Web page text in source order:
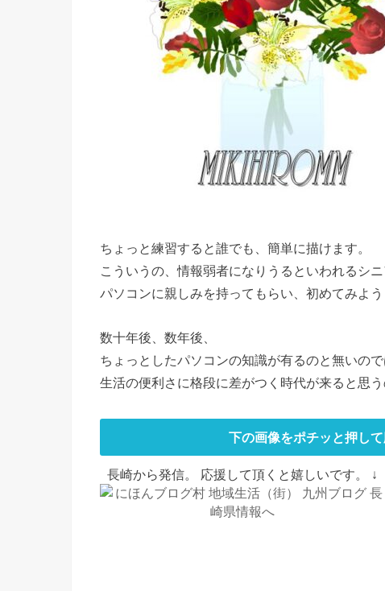
ちょっと練習すると誰でも、簡単に描けます。
こういうの、情報弱者になりうるといわれるシニ
パソコンに親しみを持ってもらい、初めてみよ
数十年後、数年後、
ちょっとしたパソコンの知識が有るのと無いので
生活の便利さに格段に差がつく時代が来ると思う
下の画像をポチッと押し
長崎から発信。 応援して頂くと嬉しいです。 ↓